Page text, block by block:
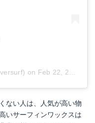
on Feb 22, 2016 at 9:27pm PST
ない人は、人気が高い物
いサーフィンワックスは